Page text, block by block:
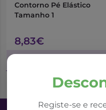
Registe-se e
Contorno Pé Elástico
Tamanho 1
8,83€